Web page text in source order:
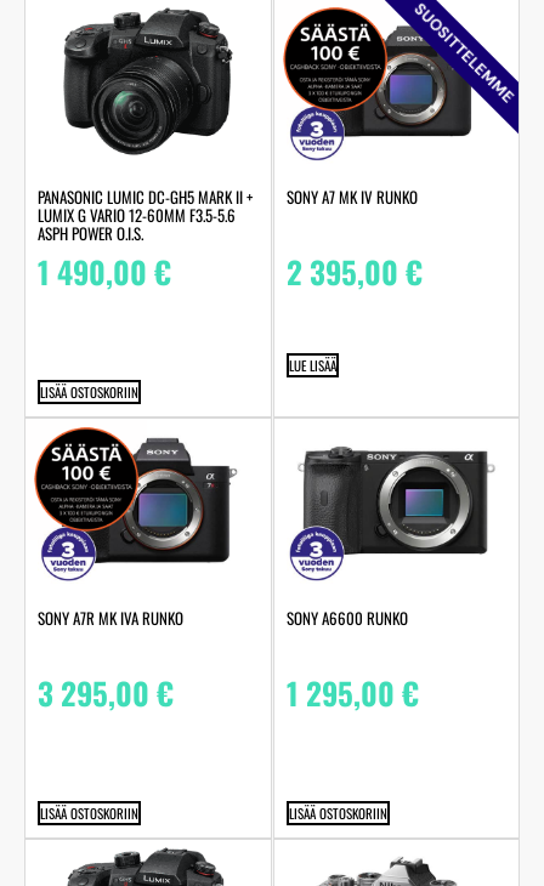
PANASONIC LUMIC DC-GH5 MARK II +
LUMIX G VARIO 12-60MM F3.5-5.6
ASPH POWER O.I.S.
1 490,00€
LISÄÄ OSTOSKORIIN
SUOSITTELEMME
SONY A7 MK IV RUNKO
2 395,00€
LUE LISÄÄ
SONY A7R MK IVA RUNKO
3 295,00€
LISÄÄ OSTOSKORIIN
SONY A6600 RUNKO
1 295,00€
LISÄÄ OSTOSKORIIN